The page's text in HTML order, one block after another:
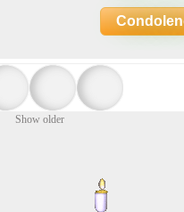
Show older